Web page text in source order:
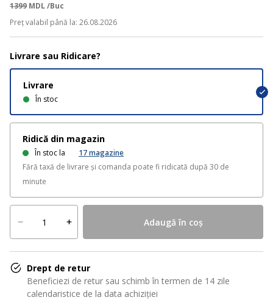
1399 MDL/Buc
Preț valabil până la: 26.08.2026
Livrare sau Ridicare?
Livrare
În stoc
Ridică din magazin
În stoc la 17magazine
Fără taxă de livrare și comanda poate fi ridicată după 30 de
minute
Adaugă în coș
Drept de retur
Beneficiezi de retur sau schimb în termen de 14 zile
calendaristice de la data achiziției